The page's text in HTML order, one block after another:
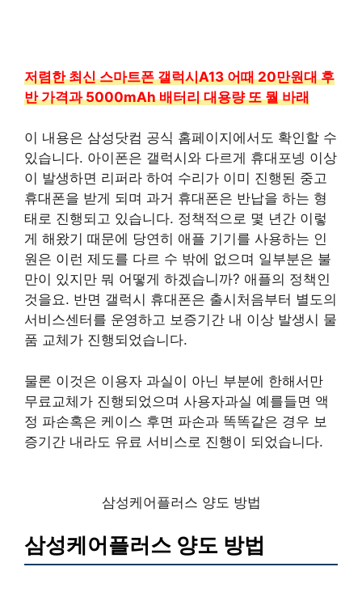
저렴한 최신 스마트폰 갤럭시A13 어때 20만원대 후
반 가격과 5000mAh 배터리 대용량 또 뭘 바래
이 내용은 삼성닷컴 공식 홈페이지에서도 확인할 수
있습니다. 아이폰은 갤럭시와 다르게 휴대포넹 이상
이 발생하면 리퍼라 하여 수리가 이미 진행된 중고
휴대폰을 받게 되며 과거 휴대폰은 반납을 하는 형
태로 진행되고 있습니다. 정책적으로 몇 년간 이렇
게 해왔기 때문에 당연히 애플 기기를 사용하는 인
원은 이런 제도를 다르 수 밖에 없으며 일부분은 불
만이 있지만 뭐 어떻게 하겠습니까? 애플의 정책인
것을요. 반면 갤럭시 휴대폰은 출시처음부터 별도의
서비스센터를 운영하고 보증기간 내 이상 발생시 물
품 교체가 진행되었습니다.
물론 이것은 이용자 과실이 아닌 부분에 한해서만
무료교체가 진행되었으며 사용자과실 예를들면 액
정 파손혹은 케이스 후면 파손과 똑똑같은 경우 보
증기간 내라도 유료 서비스로 진행이 되었습니다.
삼성케어플러스 양도 방법
삼성케어플러스 양도 방법